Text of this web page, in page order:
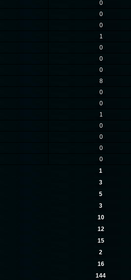
0
0
0
1
0
0
0
8
0
0
1
0
0
0
0
1
3
5
3
10
12
15
2
16
144